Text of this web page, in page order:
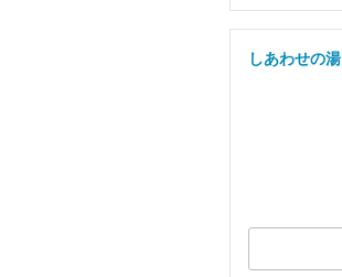
しあわせの湯